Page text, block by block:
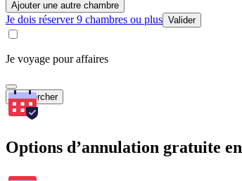
Ajouter une autre chambre
Je dois réserver 9 chambres ou plus Valider
Je voyage pour affaires
Rechercher
Options d’annulation gratuite